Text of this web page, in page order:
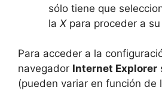
sólo tiene que
la Xpara proceder a su
Para acceder a la
navegador Internet Explorer
(pueden variar en función de